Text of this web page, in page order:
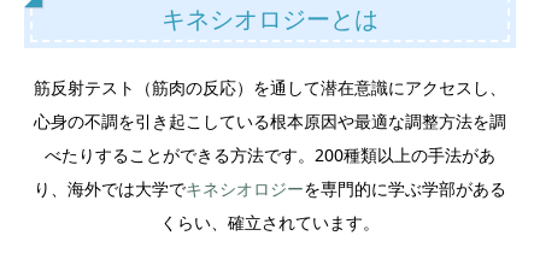
キネシオロジーとは
筋反射テスト（筋肉の反応）を通して潜在意識にアクセスし、
心身の不調を引き起こしている根本原因や最適な調整方法を調
べたりすることができる方法です。200種類以上の手法があ
り、海外では大学でキネシオロジーを専門的に学ぶ学部がある
くらい、確立されています。